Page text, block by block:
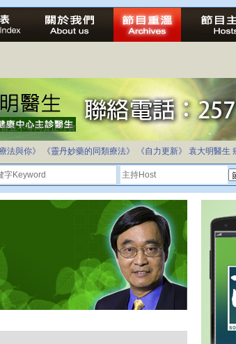
並不等同公正社會
合法化-推動多元化教育，全民學卷制
法與你》 《靈丹妙藥的同類療法》 《自力更新》 袁大明醫生